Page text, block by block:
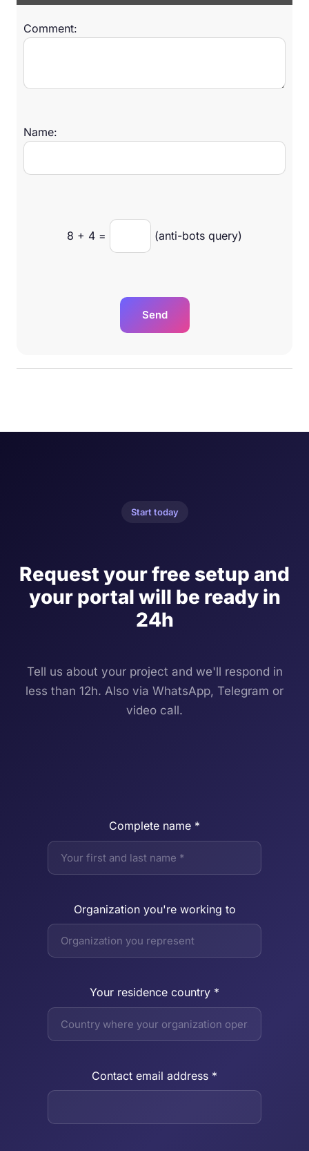
Comment:
Name:
8 + 4 = (anti-bots query)
Send
Start today
Request your free setup and
your portal will be ready in
24h
Tell us about your project and we'll respond in
less than 12h. Also via WhatsApp, Telegram or
video call.
Complete name *
Organization you're working to
Your residence country *
Contact email address *